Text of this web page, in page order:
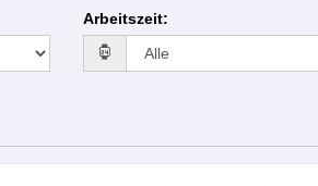
Arbeitszeit: